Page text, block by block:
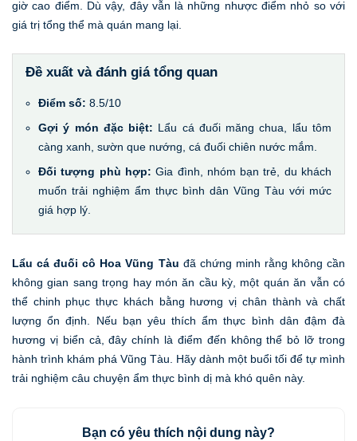
giờ cao điểm. Dù vậy, đây vẫn là những nhược điểm nhỏ so với
giá trị tổng thể mà quán mang lại.
Đề xuất và đánh giá tổng quan
Điểm số: 8.5/10
Gợi ý món đặc biệt: Lẩu cá đuối măng chua, lẩu tôm
càng xanh, sườn que nướng, cá đuối chiên nước mắm.
Đối tượng phù hợp: Gia đình, nhóm bạn trẻ, du khách
muốn trải nghiệm ẩm thực bình dân Vũng Tàu với mức
giá hợp lý.
Lẩu cá đuối cô Hoa Vũng Tàu đã chứng minh rằng không cần
không gian sang trọng hay món ăn cầu kỳ, một quán ăn vẫn có
thể chinh phục thực khách bằng hương vị chân thành và chất
lượng ổn định. Nếu bạn yêu thích ẩm thực bình dân đậm đà
hương vị biển cả, đây chính là điểm đến không thể bỏ lỡ trong
hành trình khám phá Vũng Tàu. Hãy dành một buổi tối để tự mình
trải nghiệm câu chuyện ẩm thực bình dị mà khó quên này.
Bạn có yêu thích nội dung này?